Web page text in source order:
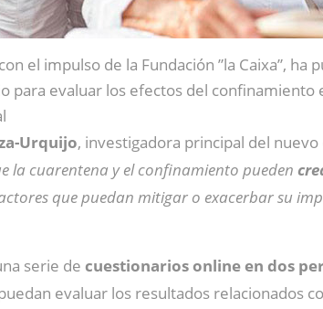
el impulso de la Fundación ”la Caixa”, ha
para evaluar los efectos del confinamiento
Urquijo, investigadora principal del nuevo
la cuarentena y el confinamiento pueden
que puedan mitigar o exacerbar su
serie de cuestionarios online en dos
evaluar los resultados relacionados